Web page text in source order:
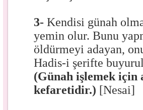
3- Kendisi günah
yemin olur. Bunu
öldürmeyi adayan,
Hadis-i şerifte
(Günah işlemek için
kefaretidir.) [Nesai]